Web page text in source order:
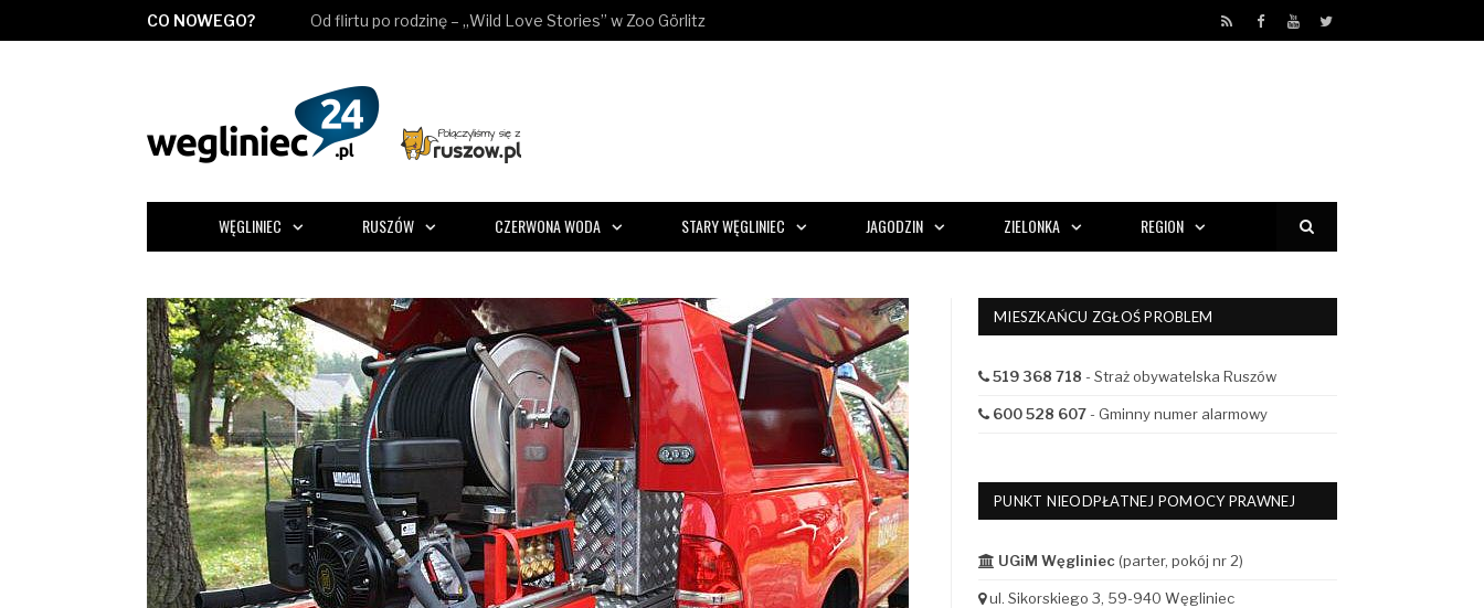
CO NOWEGO? Od flirtu po rodzinę – „Wild Love Stories” w Zoo Görlitz RSS Facebook
YouTube
Twitter
WĘGLINIEC RUSZÓW CZERWONA WODA STARY WĘGLINIEC JAGODZIN ZIELONKA REGION
MIESZKAŃCU ZGŁOŚ PROBLEM
519 368 718 - Straż obywatelska Ruszów
600 528 607- Gminny numer alarmowy
PUNKT NIEODPŁATNEJ POMOCY PRAWNEJ
UGiM Węgliniec (parter, pokój nr 2)
ul. Sikorskiego 3, 59-940 Węgliniec